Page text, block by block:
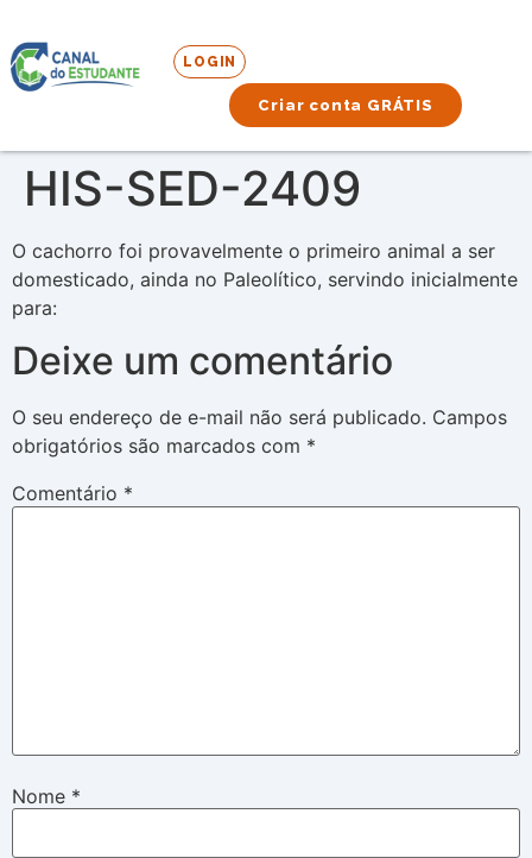
LOGIN
Criar conta GRÁTIS
HIS-SED-2409
O cachorro foi provavelmente o primeiro animal a ser
domesticado, ainda no Paleolítico, servindo inicialmente
para:
Deixe um comentário
O seu endereço de e-mail não será publicado. Campos
obrigatórios são marcados com *
Comentário *
Nome *